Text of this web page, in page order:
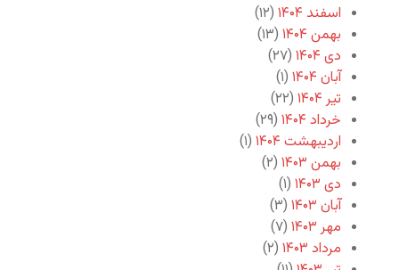
اسفند ۱۴۰۴
(۱۲)
بهمن ۱۴۰۴
(۱۳)
دی ۱۴۰۴
(۲۷)
آبان ۱۴۰۴
(۱)
تیر ۱۴۰۴
(۲۲)
خرداد ۱۴۰۴
(۲۹)
اردیبهشت ۱۴۰۴
(۱)
بهمن ۱۴۰۳
(۲)
دی ۱۴۰۳
(۱)
آبان ۱۴۰۳
(۳)
مهر ۱۴۰۳
(۷)
مرداد ۱۴۰۳
(۲)